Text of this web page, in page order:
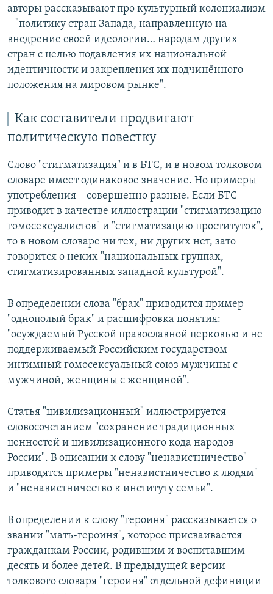
авторы рассказывают про культурный колониализм
– "политику стран Запада, направленную на
внедрение своей идеологии… народам других
стран с целью подавления их национальной
идентичности и закрепления их подчинённого
положения на мировом рынке".
Как составители продвигают
политическую повестку
Слово "стигматизация" и в БТС, и в новом толковом
словаре имеет одинаковое значение. Но примеры
употребления – совершенно разные. Если БТС
приводит в качестве иллюстрации "стигматизацию
гомосексуалистов" и "стигматизацию проституток",
то в новом словаре ни тех, ни других нет, зато
говорится о неких "национальных группах,
стигматизированных западной культурой".
В определении слова "брак" приводится пример
"однополый брак" и расшифровка понятия:
"осуждаемый Русской православной церковью и не
поддерживаемый Российским государством
интимный гомосексуальный союз мужчины с
мужчиной, женщины с женщиной".
Статья "цивилизационный" иллюстрируется
словосочетанием "сохранение традиционных
ценностей и цивилизационного кода народов
России". В описании к слову "ненавистничество"
приводятся примеры "ненавистничество к людям"
и "ненавистничество к институту семьи".
В определении к слову "героиня" рассказывается о
звании "мать-героиня", которое присваивается
гражданкам России, родившим и воспитавшим
десять и более детей. В предыдущей версии
толкового словаря "героиня" отдельной дефиниции